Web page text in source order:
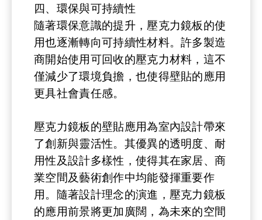
四、環保與可持續性
隨著環保意識的提升，壓克力鏡板的使
用也逐漸轉向可持續性材料。許多製造
商開始使用可回收的壓克力材料，這不
僅減少了環境負擔，也使得壁貼的應用
更具社會責任感。
壓克力鏡板的壁貼應用為室內設計帶來
了創新與靈活性。其優異的透明度、耐
用性及設計多樣性，使得其在家居、商
業空間及藝術創作中均能發揮重要作
用。隨著設計理念的演進，壓克力鏡板
的應用前景將更加廣闊，為未來的空間